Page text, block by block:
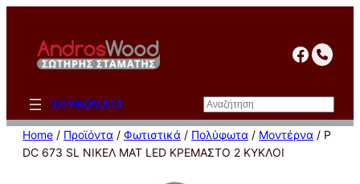
περιεχόμενο
ΚΟΥΦΩΜΑΤΑ Αναζήτηση
Home / Προϊόντα / Φωτιστικά / Πολύφωτα / Μοντέρνα / P
DC 673 SL ΝΙΚΕΛ ΜΑΤ LED ΚΡΕΜΑΣΤΟ 2 ΚΥΚΛΟΙ